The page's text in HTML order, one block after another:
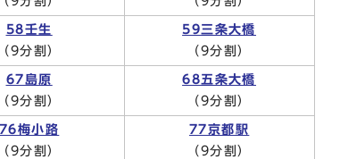
58壬生
（9分割）
59三条大橋
（9分割）
67島原
（9分割）
68五条大橋
（9分割）
76梅小路
（9分割）
77京都駅
（9分割）